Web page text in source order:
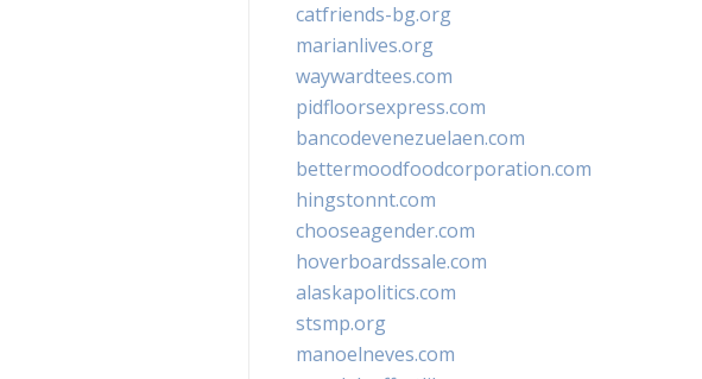
catfriends-bg.org
marianlives.org
waywardtees.com
pidfloorsexpress.com
bancodevenezuelaen.com
bettermoodfoodcorporation.com
hingstonnt.com
chooseagender.com
hoverboardssale.com
alaskapolitics.com
stsmp.org
manoelneves.com